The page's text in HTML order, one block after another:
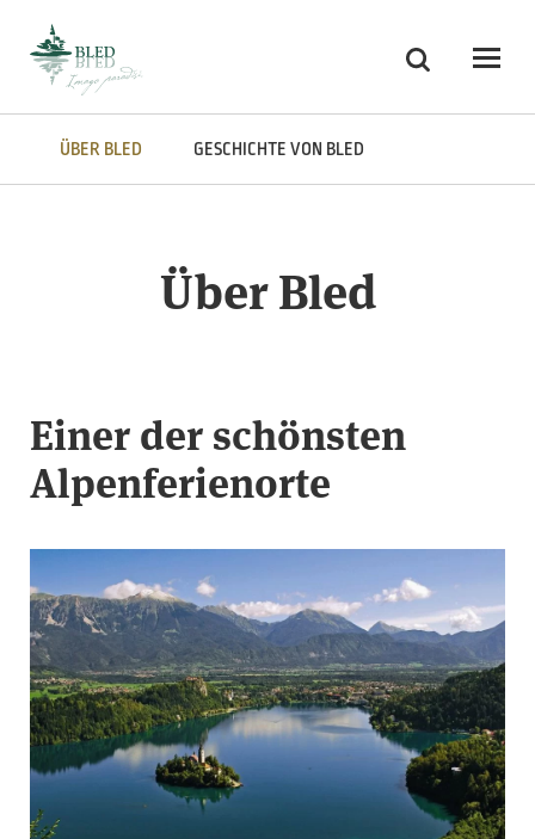
Suchen
Odpri
ÜBER BLED GESCHICHTE VON BLED
Über Bled
Einer der schönsten
Alpenferienorte